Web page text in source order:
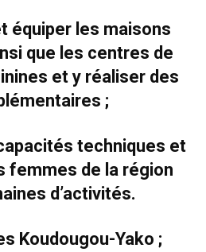
équiper les maisons
que les centres de
et y réaliser des
;
techniques et
femmes de la région
d’activités.
Koudougou-Yako ;